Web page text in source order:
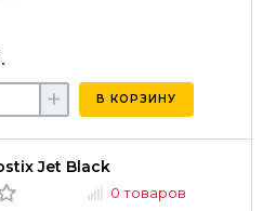
+ В КОРЗИНУ
Jet Black
0 товаров